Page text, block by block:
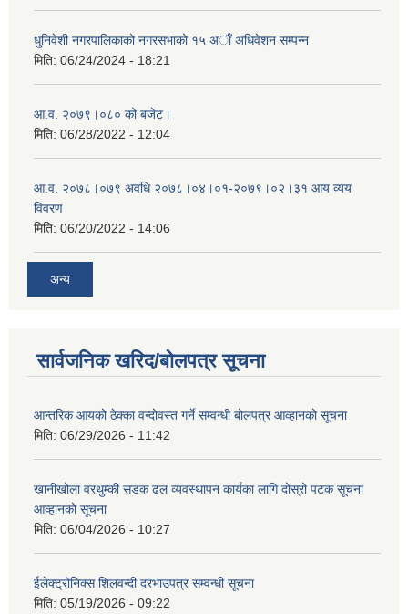
धुनिवेशी नगरपालिकाको नगरसभाको १५ अाैँ अधिवेशन सम्पन्न
मिति: 06/24/2024 - 18:21
आ.व. २०७९।०८० को बजेट।
मिति: 06/28/2022 - 12:04
आ.व. २०७८।०७९ अवधि २०७८।०४।०१-२०७९।०२।३१ आय व्यय
विवरण
मिति: 06/20/2022 - 14:06
अन्य
सार्वजनिक खरिद/बोलपत्र सूचना
आन्तरिक आयको ठेक्‍का वन्दोवस्त गर्ने सम्वन्धी बोलपत्र आव्हानको सूचना
मिति: 06/29/2026 - 11:42
खानीखोला वरथुम्की सडक ढल व्यवस्थापन कार्यका लागि दोस्रो पटक सूचना
आव्हानको सूचना
मिति: 06/04/2026 - 10:27
ईलेक्ट्रोनिक्स शिलवन्दी दरभाउपत्र सम्वन्धी सूचना
मिति: 05/19/2026 - 09:22